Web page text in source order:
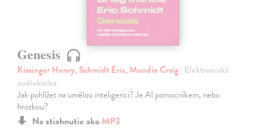
Genesis
Kissinger Henry, Schmidt Eric, Mundie Craig| Elektronická
audiokniha
Jak pohlížet na umělou inteligenci? Je AI pomocníkem, nebo
hrozbou?
Na stiahnutie ako MP3